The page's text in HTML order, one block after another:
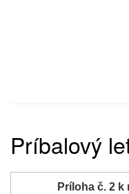
Príbalový
Príloha č. 2